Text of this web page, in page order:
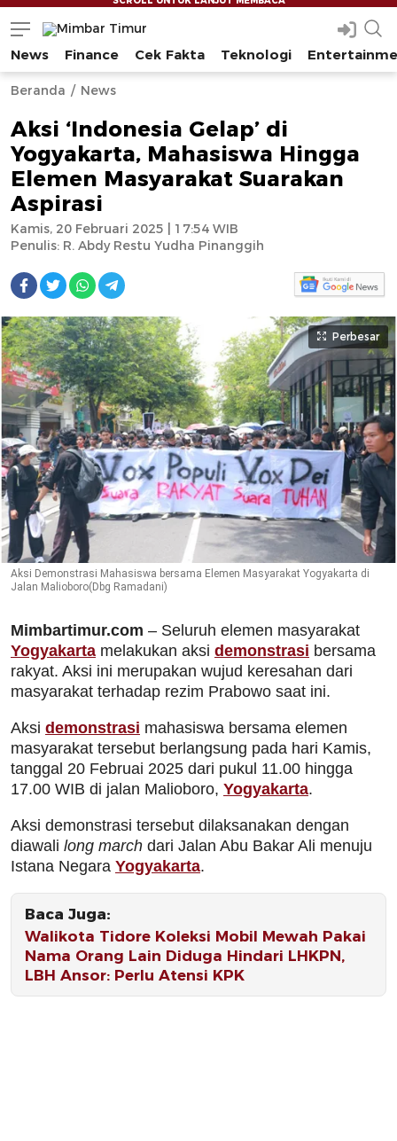
Mimbar Timur
Media Berjaringan Indonesia Timur
News Finance Cek Fakta Teknologi
Beranda News
Aksi ‘Indonesia Gelap’ di
Yogyakarta, Mahasiswa Hingga
Elemen Masyarakat Suarakan
Aspirasi
Penulis: R. Abdy Restu Yudha Pinanggih
Kamis, 20 Februari 2025 | 17:54 WIB
Perbesar
Aksi Demonstrasi Mahasiswa bersama Elemen Masyarakat Yogyakarta di
Jalan Malioboro(Dbg Ramadani)
Mimbartimur.com – Seluruh elemen masyarakat
Yogyakarta melakukan aksi demonstrasi bersama
rakyat. Aksi ini merupakan wujud keresahan dari
masyarakat terhadap rezim Prabowo saat ini.
Aksi demonstrasi mahasiswa bersama elemen
masyarakat tersebut berlangsung pada hari Kamis,
tanggal 20 Februai 2025 dari pukul 11.00 hingga
17.00 WIB di jalan Malioboro, Yogyakarta.
Aksi demonstrasi tersebut dilaksanakan dengan
diawali long march dari Jalan Abu Bakar Ali menuju
Istana Negara Yogyakarta.
Baca Juga:
Walikota Tidore Koleksi Mobil Mewah Pakai
Nama Orang Lain Diduga Hindari LHKPN,
LBH Ansor: Perlu Atensi KPK
--
--